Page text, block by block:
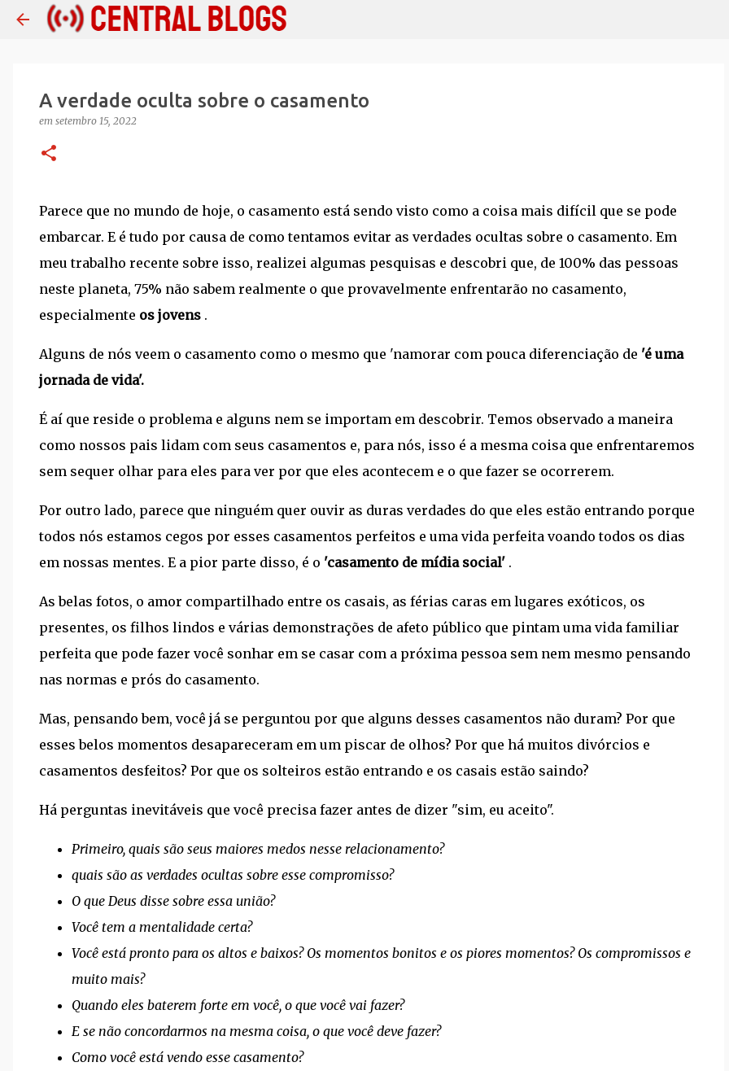
A verdade oculta sobre o casamento
em setembro 15, 2022
Parece que no mundo de hoje, o casamento está sendo visto como a coisa mais difícil que se pode
embarcar. E é tudo por causa de como tentamos evitar as verdades ocultas sobre o casamento. Em
meu trabalho recente sobre isso, realizei algumas pesquisas e descobri que, de 100% das pessoas
neste planeta, 75% não sabem realmente o que provavelmente enfrentarão no casamento,
especialmente os jovens .
Alguns de nós veem o casamento como o mesmo que 'namorar com pouca diferenciação de 'é uma
jornada de vida'.
É aí que reside o problema e alguns nem se importam em descobrir. Temos observado a maneira
como nossos pais lidam com seus casamentos e, para nós, isso é a mesma coisa que enfrentaremos
sem sequer olhar para eles para ver por que eles acontecem e o que fazer se ocorrerem.
Por outro lado, parece que ninguém quer ouvir as duras verdades do que eles estão entrando porque
todos nós estamos cegos por esses casamentos perfeitos e uma vida perfeita voando todos os dias
em nossas mentes. E a pior parte disso, é o 'casamento de mídia social' .
As belas fotos, o amor compartilhado entre os casais, as férias caras em lugares exóticos, os
presentes, os filhos lindos e várias demonstrações de afeto público que pintam uma vida familiar
perfeita que pode fazer você sonhar em se casar com a próxima pessoa sem nem mesmo pensando
nas normas e prós do casamento.
Mas, pensando bem, você já se perguntou por que alguns desses casamentos não duram? Por que
esses belos momentos desapareceram em um piscar de olhos? Por que há muitos divórcios e
casamentos desfeitos? Por que os solteiros estão entrando e os casais estão saindo?
Há perguntas inevitáveis ​​que você precisa fazer antes de dizer "sim, eu aceito".
Primeiro, quais são seus maiores medos nesse relacionamento?
quais são as verdades ocultas sobre esse compromisso?
O que Deus disse sobre essa união?
Você tem a mentalidade certa?
Você está pronto para os altos e baixos? Os momentos bonitos e os piores momentos? Os compromissos e
muito mais?
Quando eles baterem forte em você, o que você vai fazer?
E se não concordarmos na mesma coisa, o que você deve fazer?
Como você está vendo esse casamento?